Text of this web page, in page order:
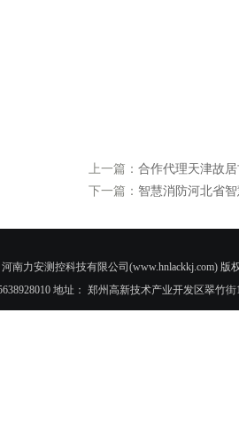
上一篇： 合作代理天津故
下一篇： 智慧消防河北省
河南力安测控科技有限公司(www.hnlackkj.com)
地址： 郑州高新技术产业开发区翠竹